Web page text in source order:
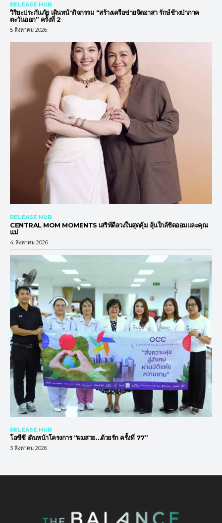
RELEASE HUB
วิริยะประกันภัย เดินหน้ากิจกรรม “สร้างเครือข่ายจิตอาสา รักษ์ช้างป่าภาค
ตะวันออก” ครั้งที่ 2
5 สิงหาคม 2026
RELEASE HUB
CENTRAL MOM MOMENTS เสริฟ์ดีลวงในสุดคุ้ม ลุ้นใกล้ชิดออมและคุณ
แม่
4 สิงหาคม 2026
RELEASE HUB
โอซีซี เดินหน้าโครงการ “ผมสวย…ด้วยรัก ครั้งที่ 77”
3 สิงหาคม 2026